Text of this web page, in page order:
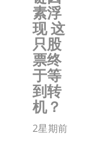
素浮
现 这
只股
票终
于等
到转
机？
2星期前